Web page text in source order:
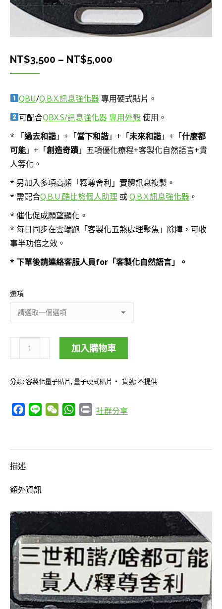
NT$3,500 – NT$5,000
圍：
NT$3,500
到
NT$5,000
QBU/Q.B.X.訊息強化器專用硬式貼片。
可配合QBX.S/訊息強化器 專用外殼使用。
* 「過去和諧」+「當下和諧」+「未來和諧」+「什麼都
可能」+「創造奇蹟」五項優化療程+客製化自然語言+貴
人等化。
* 另加入多項高頻「釋尊舍利」實體訊息複製。
* 需配合Q.B.U.酷比悠個人助理 或Q.B.X.訊息強化器 。
* 催化促成願望顯化。
* 每日同步在雲端跑「客製化五煞處理聚焦」除障，可收
事半功倍之效。
* 下單後請連絡客服人員for「客製化自然語言」。
選項
客
化
去
下
諧」
「未
來
和
諧」
「什
麼
都
加入購物車
分類: 客製化量子貼片 ,量子硬式貼片 貨號: 不提供
Facebook
Line WeChatWhatsApp
Print
社群分享
描述
額外資訊